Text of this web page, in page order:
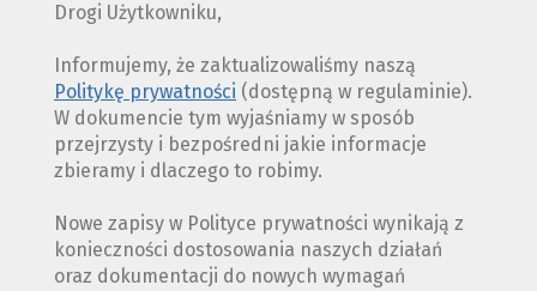
Drogi Użytkowniku,
Informujemy, że zaktualizowaliśmy naszą
Politykę prywatności (dostępną w regulaminie).
W dokumencie tym wyjaśniamy w sposób
przejrzysty i bezpośredni jakie informacje
zbieramy i dlaczego to robimy.
Nowe zapisy w Polityce prywatności wynikają z
konieczności dostosowania naszych działań
oraz dokumentacji do nowych wymagań